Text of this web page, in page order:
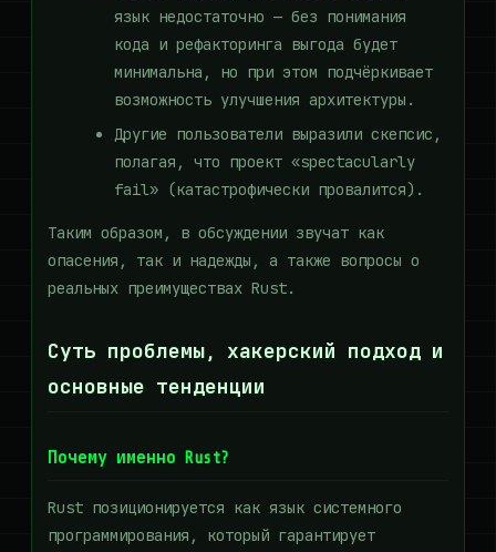
язык недостаточно — без понимания
кода и рефакторинга выгода будет
минимальна, но при этом подчёркивает
возможность улучшения архитектуры.
Другие пользователи выразили скепсис,
полагая, что проект «spectacularly
fail» (катастрофически провалится).
Таким образом, в обсуждении звучат как
опасения, так и надежды, а также вопросы о
реальных преимуществах Rust.
Суть проблемы, хакерский подход и
основные тенденции
Почему именно Rust?
Rust позиционируется как язык системного
программирования, который гарантирует